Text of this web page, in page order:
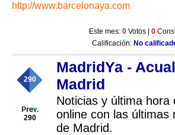
http://www.barcelonaya.com
Este mes: 0 Votos | 0
Calificación: No
290
290
MadridYa -
Madrid
Noticias y última hora
online con las últimas
de Madrid.